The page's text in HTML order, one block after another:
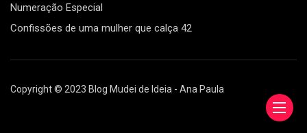
Numeração Especial
Confissões de uma mulher que calça 42
Copyright © 2023 Blog Mudei de Ideia - Ana Paula